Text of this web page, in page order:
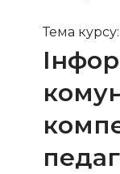
Тема курсу: